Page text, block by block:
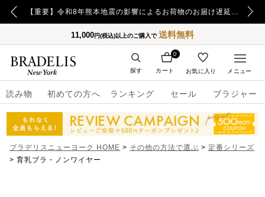
【重要】日本郵便の障害による配送への影響についてのお詫び 【重要】令和8年熊本地震の影響によるお荷物のお届け遅延について
11,000円(税込)以上のご購入で送料無料
読み物 初めての方へ ランキング セール ブラジャー
カート
0
お気に入り
探す メニュー
ブラデリスニューヨーク HOME その他の方法で選ぶ
定番シリーズ
育乳ブラ・ノンワイヤー